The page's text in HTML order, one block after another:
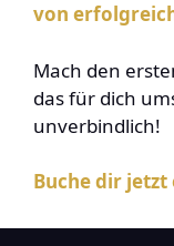
von
Mach den
das für dich
unverbindlich!
Buche dir jetzt